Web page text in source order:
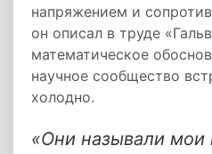
напряжением и
он описал в труде
математическое
научное сообщество
холодно.
«Они называли мои